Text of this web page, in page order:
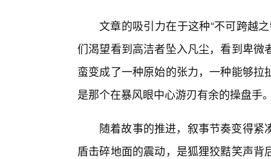
文章的吸引力在于这种“不可跨越
们渴望看到高洁者坠入凡尘，看到卑
蛮变成了一种原始的张力，一种能够
是那个在暴风眼中心游刃有余的操盘手
随着故事的推进，叙事节奏变得
盾击碎地面的震动，是狐狸狡黠笑声